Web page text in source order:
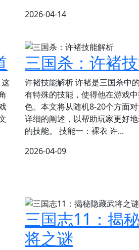
2026-04-14
三国杀：许褚
许褚技能解析 许褚是三国杀中
有特殊的技能，使得他在游戏
色。本文将从随机8-20个方面
详细的阐述，以帮助玩家更好
的技能。 技能一：裸衣 许...
2026-04-09
三国志11：揭
将之谜